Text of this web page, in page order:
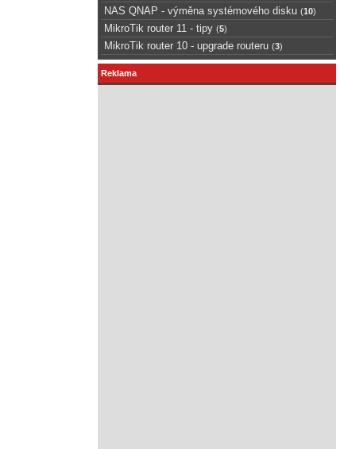
NAS QNAP - výměna systémového disku (10)
MikroTik router 11 - tipy (5)
MikroTik router 10 - upgrade routeru (3)
Reklama